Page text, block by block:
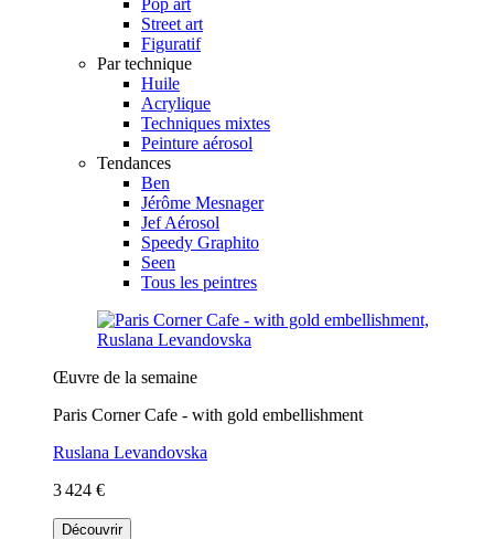
Street art
Figuratif
Par technique
Huile
Acrylique
Techniques mixtes
Peinture aérosol
Tendances
Ben
Jérôme Mesnager
Jef Aérosol
Speedy Graphito
Seen
Tous les peintres
Œuvre de la semaine
Paris Corner Cafe - with gold embellishment
Ruslana Levandovska
3 424 €
Découvrir